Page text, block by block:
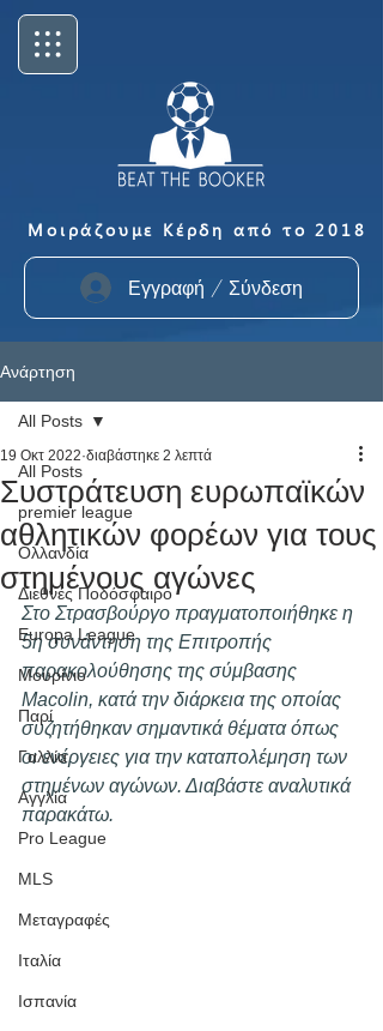
Μοιράζουμε Κέρδη από το 2018
Εγγραφή / Σύνδεση
Ανάρτηση
All Posts
premier league
Ολλανδία
Διεθνές Ποδόσφαιρο
Europa League
Μουρίνιο
Παρί
Γαλλία
Αγγλία
Pro League
MLS
Μεταγραφές
Ιταλία
Ισπανία
All Posts
Συστράτευση ευρωπαϊκών
αθλητικών φορέων για τους
στημένους αγώνες
19 Οκτ 2022 διαβάστηκε 2 λεπτά
Στο Στρασβούργο πραγματοποιήθηκε η
5η συνάντηση της Επιτροπής
παρακολούθησης της σύμβασης
Macolin, κατά την διάρκεια της οποίας
συζητήθηκαν σημαντικά θέματα όπως
οι ενέργειες για την καταπολέμηση των
στημένων αγώνων. Διαβάστε αναλυτικά
παρακάτω.